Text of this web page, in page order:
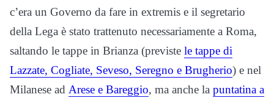
c’era un Governo da fare in extremis e il segretario
della Lega è stato trattenuto necessariamente a Roma,
saltando le tappe in Brianza (previste le tappe di
Lazzate, Cogliate, Seveso, Seregno e Brugherio) e nel
Milanese ad Arese e Bareggio, ma anche la puntatina a